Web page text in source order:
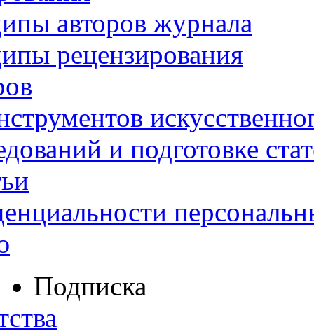
авторов журнала
рецензирования
и подготовке
Подписка